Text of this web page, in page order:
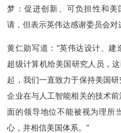
梦：促进创新、可负担性和美
请，但表示英伟达感谢委员会对
黄仁勋写道：“英伟达设计、
超级计算机给美国研究人员，
起，我们一直致力于保持美国
企业在与人工智能相关的技术
面的领导地位不能被视为理所
心，并相信美国体系。”